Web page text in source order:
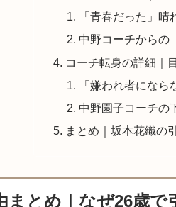
「青春だった」
中野コーチからの
コーチ転身の詳細｜
「嫌われ者にな
中野園子コーチの
まとめ｜坂本花織の
まとめ｜なぜ26歳で